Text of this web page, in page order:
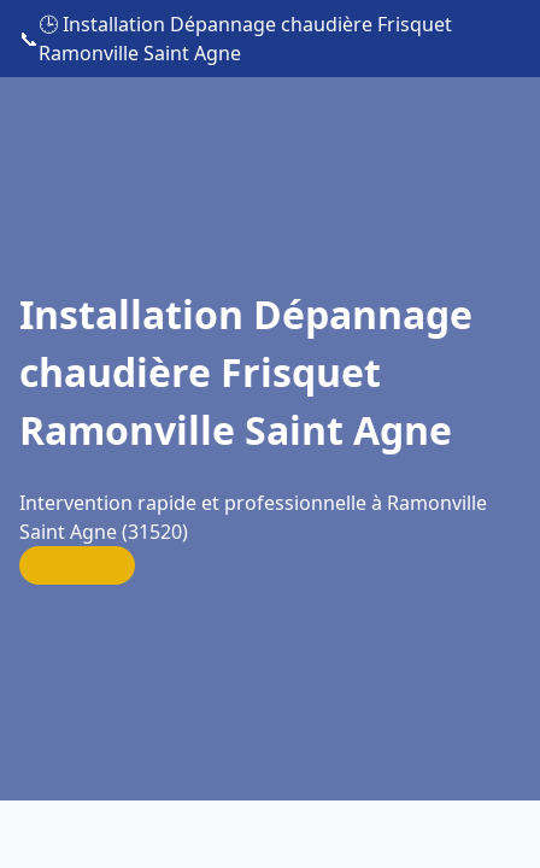
📞
🕒 Installation Dépannage chaudière Frisquet
Ramonville Saint Agne
Installation Dépannage
chaudière Frisquet
Ramonville Saint Agne
Intervention rapide et professionnelle à Ramonville
Saint Agne (31520)